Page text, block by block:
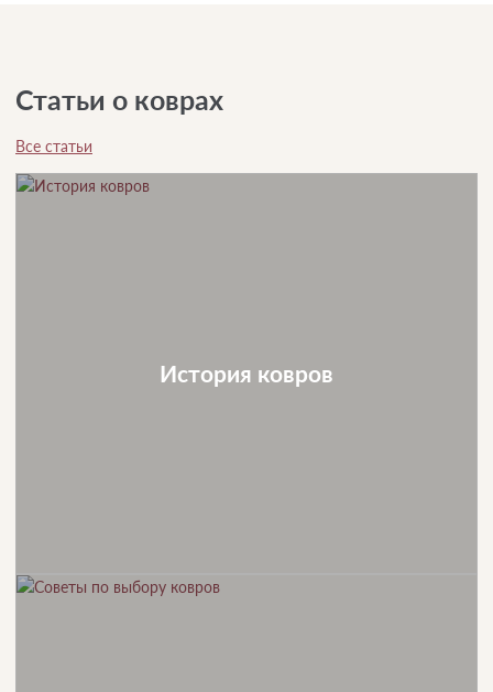
Статьи о коврах
Все статьи
История ковров